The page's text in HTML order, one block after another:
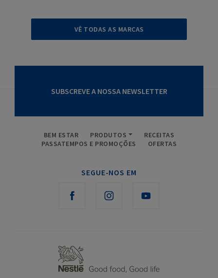
VÊ TODAS AS MARCAS
SUBSCREVE A NOSSA NEWSLETTER
BEM ESTAR PRODUTOS
RECEITAS
PASSATEMPOS E PROMOÇÕES
OFERTAS
SEGUE-NOS EM